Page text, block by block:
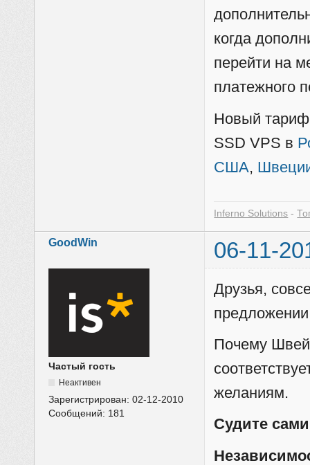
когда
перейти на
платежного
Новый тариф
SSD VPS в
США,
Inferno Solutions -
GoodWin 06-11-
Частый гость
Неактивен
Зарегистрирован:02-12-2010
Сообщений: 181
Друзья,
Почему
желаниям.
Судите